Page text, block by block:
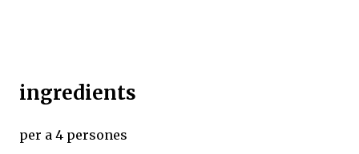
ingredients
per a 4 persones